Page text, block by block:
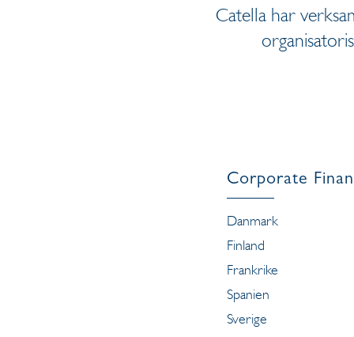
Catella har
Corporate
Danmark
Finland
Frankrike
Spanien
Sverige